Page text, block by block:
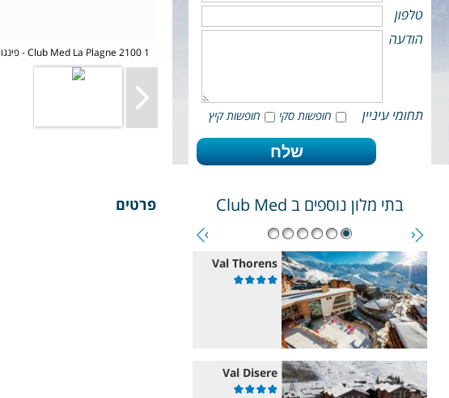
פינגווין חופשות סקי בקלאב מד צרפת - Club Med La Plagne 2100 1
פרטים
טלפון
הודעה
תחומי עיניין חופשות סקי חופשות קיץ
בתי מלון נוספים ב Club Med
Val Thorens
Val Disere